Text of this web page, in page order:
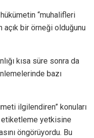
“muhalifleri
açık bir örneği olduğunu
kısa süre sonra da
bazı
ilgilendiren” konuları
etiketleme yetkisine
öngörüyordu. Bu